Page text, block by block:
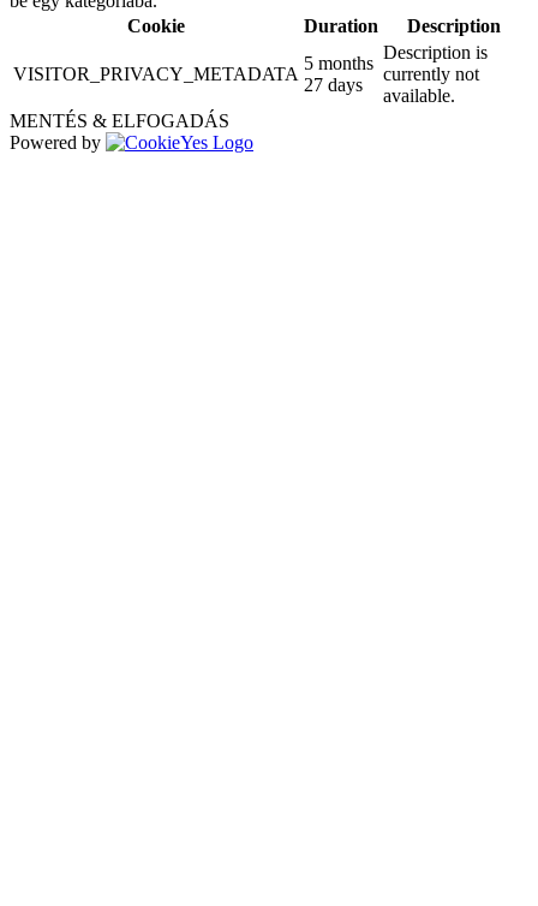
Cookie
Duration Description
VISITOR_PRIVACY_METADATA
5 months
27 days
Description is
currently not
available.
MENTÉS & ELFOGADÁS
Powered by